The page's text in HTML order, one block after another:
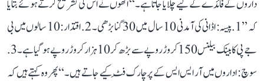
داروں کے فائدے کے لیے چلایا جاتا ہے۔‘‘ انھوں نے اس کی تشریح کرتے ہوئے بتایا
کہ ’’1. پیسہ: اڈانی کی آمدنی 10 سال میں 30 گنا بڑھی۔ 2. اقتدار: 10 سالوں میں بی
جے پی کا بینک بیلنس 150 کروڑ روپے سے بڑھ کر 10 ہزار کروڑ روپے ہو گیا ہے۔ 3.
سوچ: اداروں میں آر ایس ایس کے پرچارک فِٹ کیے جاتے ہیں۔‘‘ پھر وہ کہتے ہیں کہ